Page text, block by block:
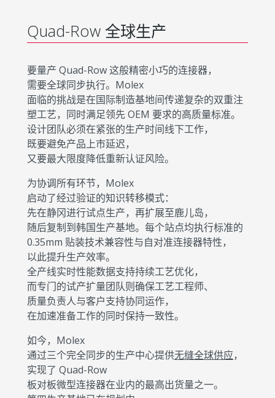
Quad-Row 全球生产
要量产 Quad-Row 这般精密小巧的连接器，
需要全球同步执行。Molex
面临的挑战是在国际制造基地间传递复杂的双重注
塑工艺，同时满足领先 OEM 要求的高质量标准。
设计团队必须在紧张的生产时间线下工作，
既要避免产品上市延迟，
又要最大限度降低重新认证风险。
为协调所有环节，Molex
启动了经过验证的知识转移模式：
先在静冈进行试点生产，再扩展至鹿儿岛，
随后复制到韩国生产基地。每个站点均执行标准的
0.35mm 贴装技术兼容性与自对准连接器特性，
以此提升生产效率。
全产线实时性能数据支持持续工艺优化，
而专门的试产扩量团队则确保工艺工程师、
质量负责人与客户支持协同运作，
在加速准备工作的同时保持一致性。
如今，Molex
通过三个完全同步的生产中心提供无缝全球供应，
实现了 Quad-Row
板对板微型连接器在业内的最高出货量之一。